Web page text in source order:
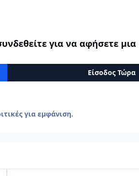
για να αφήσετε μια
Είσοδος Τώρα
για εμφάνιση.